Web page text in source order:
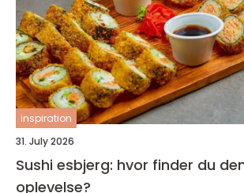
inspiration
31. July 2026
Sushi esbjerg: hvor finder du
oplevelse?